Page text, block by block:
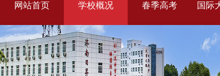
网站首页 学校概况 春季高考 国际